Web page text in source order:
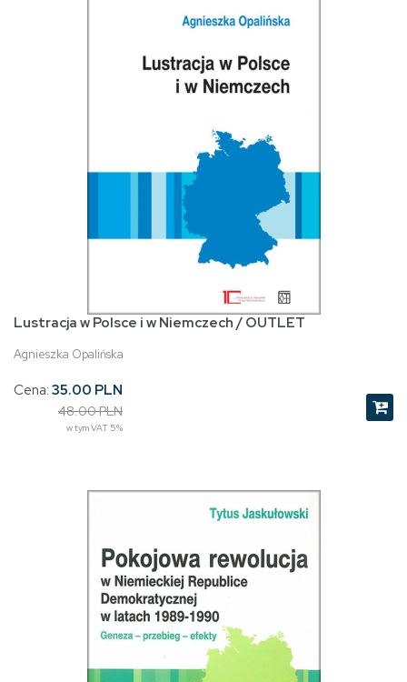
Lustracja w Polsce i w Niemczech / OUTLET
Agnieszka Opalińska
Cena: 35.00 PLN
48.00 PLN
w tym VAT 5%